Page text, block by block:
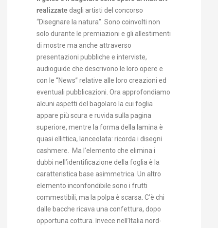
realizzate dagli artisti del concorso
“Disegnare la natura”. Sono coinvolti non
solo durante le premiazioni e gli allestimenti
di mostre ma anche attraverso
presentazioni pubbliche e interviste,
audioguide che descrivono le loro opere e
con le “News” relative alle loro creazioni ed
eventuali pubblicazioni. Ora approfondiamo
alcuni aspetti del bagolaro la cui foglia
appare più scura e ruvida sulla pagina
superiore, mentre la forma della lamina è
quasi ellittica, lanceolata: ricorda i disegni
cashmere. Ma l’elemento che elimina i
dubbi nell’identificazione della foglia è la
caratteristica base asimmetrica. Un altro
elemento inconfondibile sono i frutti
commestibili, ma la polpa è scarsa. C’è chi
dalle bacche ricava una confettura, dopo
opportuna cottura. Invece nell’Italia nord-